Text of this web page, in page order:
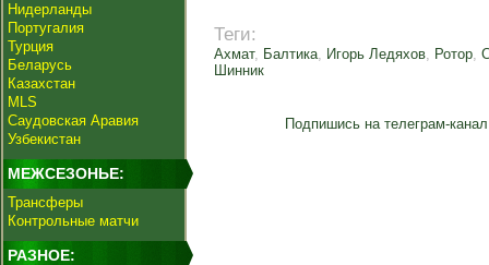
Нидерланды
Португалия
Турция
Беларусь
Казахстан
MLS
Саудовская Аравия
Узбекистан
МЕЖСЕЗОНЬЕ:
Трансферы
Контрольные матчи
РАЗНОЕ:
Теги:
Ахмат, Балтика, Игорь Ледяхов, Ротор,
Шинник
Подпишись на телеграм-